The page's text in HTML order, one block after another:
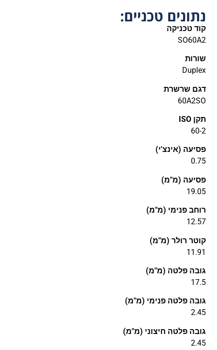
נתונים טכניים:
קוד טכניקה
SO60A2
שורות
Duplex
דגם שרשרת
60A2SO
תקן ISO
60-2
פסיעה (אינצ'י)
0.75
פסיעה (מ"מ)
19.05
רוחב פנימי (מ"מ)
12.57
קוטר רולר (מ"מ)
11.91
גובה פלטה (מ"מ)
17.5
גובה פלטה פנימי (מ"מ)
2.45
גובה פלטה חיצוני (מ"מ)
2.45